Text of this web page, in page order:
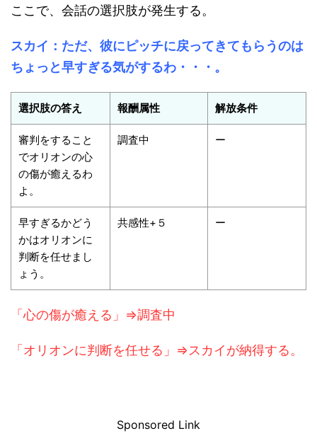
ここで、会話の選択肢が発生する。
スカイ：ただ、彼にピッチに戻ってきてもらうのは
ちょっと早すぎる気がするわ・・・。
選択肢の答え 報酬属性 解放条件
審判をすること
でオリオンの心
の傷が癒えるわ
よ。
調査中 ー
早すぎるかどう
かはオリオンに
判断を任せまし
ょう。
共感性+５ ー
「心の傷が癒える」⇒調査中
「オリオンに判断を任せる」⇒スカイが納得する。
Sponsored Link